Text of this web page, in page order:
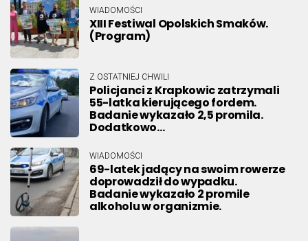
WIADOMOŚCI
XIII Festiwal Opolskich Smaków.
(Program)
Z OSTATNIEJ CHWILI
Policjanci z Krapkowic zatrzymali
55-latka kierującego fordem.
Badanie wykazało 2,5 promila.
Dodatkowo…
WIADOMOŚCI
69-latek jadący na swoim rowerze
doprowadził do wypadku.
Badanie wykazało 2 promile
alkoholu w organizmie.